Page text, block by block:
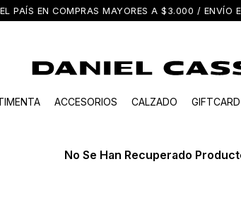
PAÍS EN COMPRAS MAYORES A $3.000 / ENVÍO
ACCESORIOS CALZADO GIFTCARD
No Se Han Recuperado